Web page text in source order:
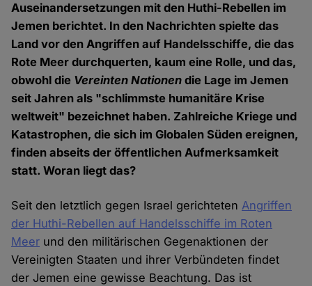
Auseinandersetzungen mit den Huthi-Rebellen im
Jemen berichtet. In den Nachrichten spielte das
Land vor den Angriffen auf Handelsschiffe, die das
Rote Meer durchquerten, kaum eine Rolle, und das,
obwohl die Vereinten Nationen die Lage im Jemen
seit Jahren als "schlimmste humanitäre Krise
weltweit" bezeichnet haben. Zahlreiche Kriege und
Katastrophen, die sich im Globalen Süden ereignen,
finden abseits der öffentlichen Aufmerksamkeit
statt. Woran liegt das?
Seit den letztlich gegen Israel gerichtetenAngriffen
der Huthi-Rebellen auf Handelsschiffe im Roten
Meer und den militärischen Gegenaktionen der
Vereinigten Staaten und ihrer Verbündeten findet
der Jemen eine gewisse Beachtung. Das ist